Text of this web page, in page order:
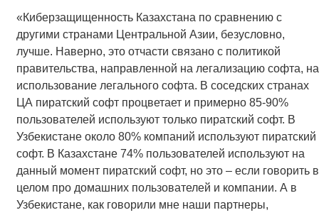
«Киберзащищенность Казахстана по сравнению с
другими странами Центральной Азии, безусловно,
лучше. Наверно, это отчасти связано с политикой
правительства, направленной на легализацию софта, на
использование легального софта. В соседских странах
ЦА пиратский софт процветает и примерно 85-90%
пользователей используют только пиратский софт. В
Узбекистане около 80% компаний используют пиратский
софт. В Казахстане 74% пользователей используют на
данный момент пиратский софт, но это – если говорить в
целом про домашних пользователей и компании. А в
Узбекистане, как говорили мне наши партнеры,